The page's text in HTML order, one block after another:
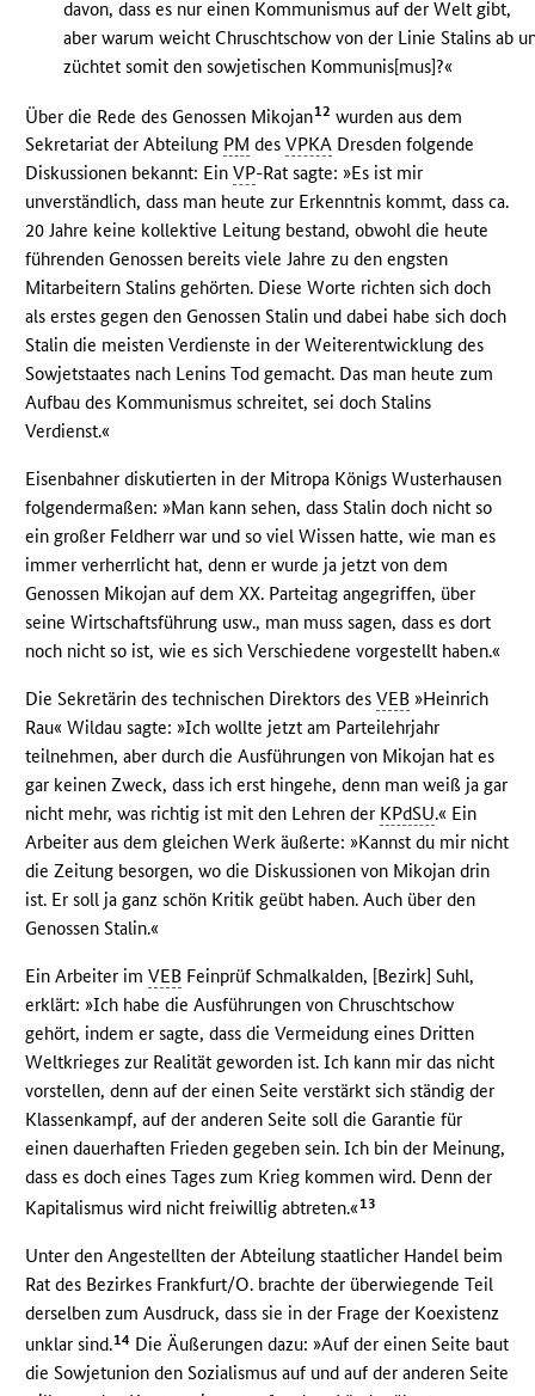
davon, dass es nur einen Kommunismus auf der Welt gibt,
aber warum weicht Chruschtschow von der Linie Stalins ab
züchtet somit den sowjetischen Kommunis[mus]?«
Über die Rede des Genossen Mikojan12 wurden aus dem
Sekretariat der Abteilung PM desVPKA Dresden folgende
Diskussionen bekannt: EinVP-Rat sagte: »Es ist mir
unverständlich, dass man heute zur Erkenntnis kommt, dass ca.
20 Jahre keine kollektive Leitung bestand, obwohl die heute
führenden Genossen bereits viele Jahre zu den engsten
Mitarbeitern Stalins gehörten. Diese Worte richten sich doch
als erstes gegen den Genossen Stalin und dabei habe sich doch
Stalin die meisten Verdienste in der Weiterentwicklung des
Sowjetstaates nach Lenins Tod gemacht. Das man heute zum
Aufbau des Kommunismus schreitet, sei doch Stalins
Verdienst.«
Eisenbahner diskutierten in der Mitropa Königs Wusterhausen
folgendermaßen: »Man kann sehen, dass Stalin doch nicht so
ein großer Feldherr war und so viel Wissen hatte, wie man es
immer verherrlicht hat, denn er wurde ja jetzt von dem
Genossen Mikojan auf dem XX. Parteitag angegriffen, über
seine Wirtschaftsführung usw., man muss sagen, dass es dort
noch nicht so ist, wie es sich Verschiedene vorgestellt haben.«
Die Sekretärin des technischen Direktors desVEB »Heinrich
Rau« Wildau sagte: »Ich wollte jetzt am Parteilehrjahr
teilnehmen, aber durch die Ausführungen von Mikojan hat es
gar keinen Zweck, dass ich erst hingehe, denn man weiß ja gar
nicht mehr, was richtig ist mit den Lehren der KPdSU.« Ein
Arbeiter aus dem gleichen Werk äußerte: »Kannst du mir nicht
die Zeitung besorgen, wo die Diskussionen von Mikojan drin
ist. Er soll ja ganz schön Kritik geübt haben. Auch über den
Genossen Stalin.«
Ein Arbeiter imVEB Feinprüf Schmalkalden, [Bezirk] Suhl,
erklärt: »Ich habe die Ausführungen von Chruschtschow
gehört, indem er sagte, dass die Vermeidung eines Dritten
Weltkrieges zur Realität geworden ist. Ich kann mir das nicht
vorstellen, denn auf der einen Seite verstärkt sich ständig der
Klassenkampf, auf der anderen Seite soll die Garantie für
einen dauerhaften Frieden gegeben sein. Ich bin der Meinung,
dass es doch eines Tages zum Krieg kommen wird. Denn der
Kapitalismus wird nicht freiwillig abtreten.«13
Unter den Angestellten der Abteilung staatlicher Handel beim
Rat des Bezirkes Frankfurt/O. brachte der überwiegende Teil
derselben zum Ausdruck, dass sie in der Frage der Koexistenz
unklar sind.14 Die Äußerungen dazu: »Auf der einen Seite baut
die Sowjetunion den Sozialismus auf und auf der anderen Seite